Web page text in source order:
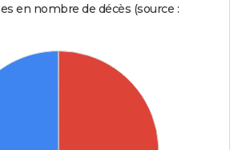
en nombre de décès (source :